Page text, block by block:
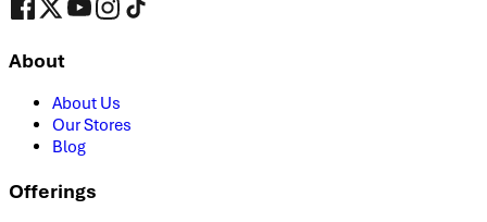
About
About Us
Our Stores
Blog
Offerings